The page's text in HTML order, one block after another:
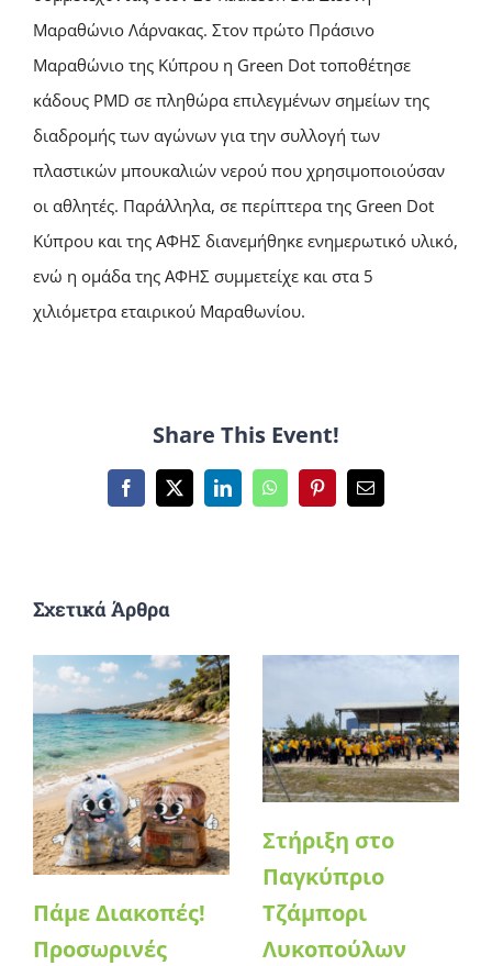
Μαραθώνιο Λάρνακας. Στον πρώτο Πράσινο
Μαραθώνιο της Κύπρου η Green Dot τοποθέτησε
κάδους PMD σε πληθώρα επιλεγμένων σημείων της
διαδρομής των αγώνων για την συλλογή των
πλαστικών μπουκαλιών νερού που χρησιμοποιούσαν
οι αθλητές. Παράλληλα, σε περίπτερα της Green Dot
Κύπρου και της ΑΦΗΣ διανεμήθηκε ενημερωτικό υλικό,
ενώ η ομάδα της ΑΦΗΣ συμμετείχε και στα 5
χιλιόμετρα εταιρικού Μαραθωνίου.
Share This Event!
Facebook
X LinkedInWhatsAppPinterestEmail
Σχετικά Άρθρα
Πάμε Διακοπές!
Προσωρινές
Στήριξη στο
Παγκύπριο
Τζάμπορι
Λυκοπούλων